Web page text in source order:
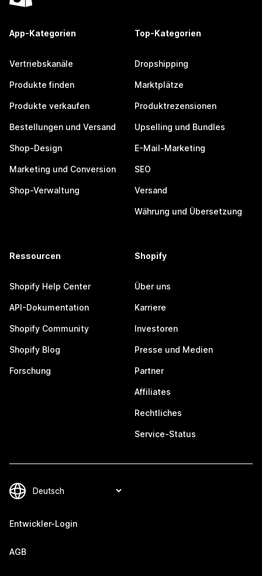
App-Kategorien
Vertriebskanäle
Produkte finden
Produkte verkaufen
Bestellungen und Versand
Shop-Design
Marketing und Conversion
Shop-Verwaltung
Top-Kategorien
Dropshipping
Marktplätze
Produktrezensionen
Upselling und Bundles
E-Mail-Marketing
SEO
Versand
Währung und Übersetzung
Ressourcen
Shopify Help Center
API-Dokumentation
Shopify Community
Shopify Blog
Forschung
Shopify
Über uns
Karriere
Investoren
Presse und Medien
Partner
Affiliates
Rechtliches
Service-Status
Entwickler-Login
AGB